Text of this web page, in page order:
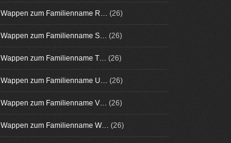
Wappen zum Familienname R… (26)
Wappen zum Familienname S… (26)
Wappen zum Familienname T… (26)
Wappen zum Familienname U… (26)
Wappen zum Familienname V… (26)
Wappen zum Familienname W… (26)